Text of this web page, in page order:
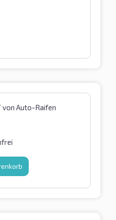
von Auto-Raifen